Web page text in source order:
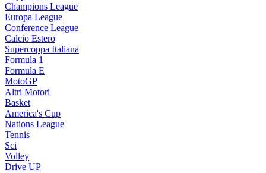
Champions League
Europa League
Conference League
Calcio Estero
Supercoppa Italiana
Formula 1
Formula E
MotoGP
Altri Motori
Basket
America's Cup
Nations League
Tennis
Sci
Volley
Drive UP